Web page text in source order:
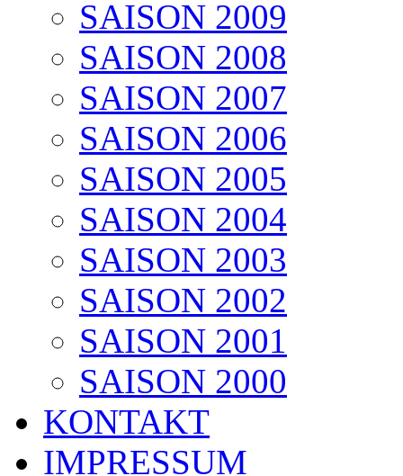
SAISON 2009
SAISON 2008
SAISON 2007
SAISON 2006
SAISON 2005
SAISON 2004
SAISON 2003
SAISON 2002
SAISON 2001
SAISON 2000
KONTAKT
IMPRESSUM